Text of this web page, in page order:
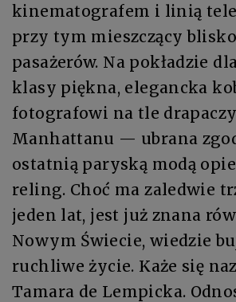
kinematografem i linią
przy tym mieszczący
pasażerów. Na pokładzie
klasy piękna, elegancka
fotografowi na tle
Manhattanu — ubrana
ostatnią paryską modą
reling. Choć ma zaledwie
jeden lat, jest już znana
Nowym Świecie, wiedzie
ruchliwe życie. Każe się
Tamara de Lempicka.